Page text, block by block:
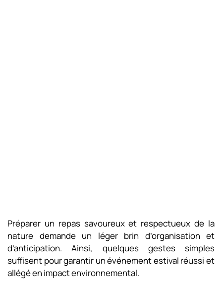
Préparer un repas savoureux et respectueux de la
nature demande un léger brin d’organisation et
d’anticipation. Ainsi, quelques gestes simples
suffisent pour garantir un événement estival réussi et
allégé en impact environnemental.